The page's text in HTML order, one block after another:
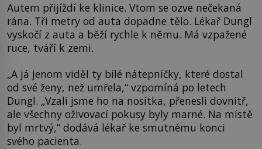
Autem přijíždí ke klinice. Vtom se ozve nečekaná
rána. Tři metry od auta dopadne tělo. Lékař Dungl
vyskočí z auta a běží rychle k němu. Má vzpažené
ruce, tváří k zemi.
„A já jenom viděl ty bílé nátepníčky, které dostal
od své ženy, než umřela,“ vzpomíná po letech
Dungl. „Vzali jsme ho na nosítka, přenesli dovnitř,
ale všechny oživovací pokusy byly marné. Na místě
byl mrtvý,“ dodává lékař ke smutnému konci
svého pacienta.